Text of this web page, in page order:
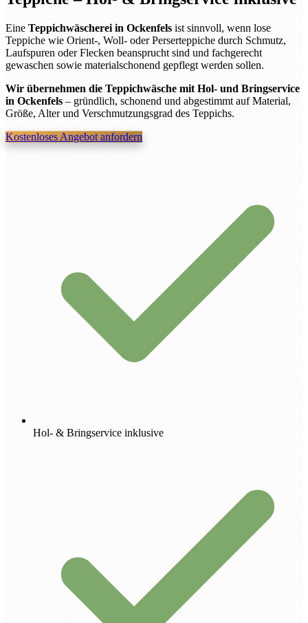
Eine Teppichwäscherei in Ockenfels ist sinnvoll, wenn lose
Teppiche wie Orient-, Woll- oder Perserteppiche durch Schmutz,
Laufspuren oder Flecken beansprucht sind und fachgerecht
gewaschen sowie materialschonend gepflegt werden sollen.
Wir übernehmen die Teppichwäsche mit Hol- und Bringservice
in Ockenfels– gründlich, schonend und abgestimmt auf Material,
Größe, Alter und Verschmutzungsgrad des Teppichs.
Kostenloses Angebot anfordern
Hol- & Bringservice inklusive